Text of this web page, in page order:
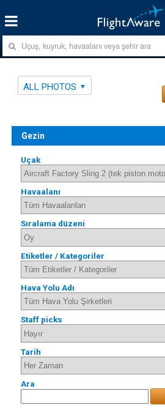
ALL PHOTOS
Gezin
Uçak
Havaalanı
Sıralama düzeni
Etiketler / Kategoriler
Hava Yolu Adı
Staff picks
Tarih
Ara